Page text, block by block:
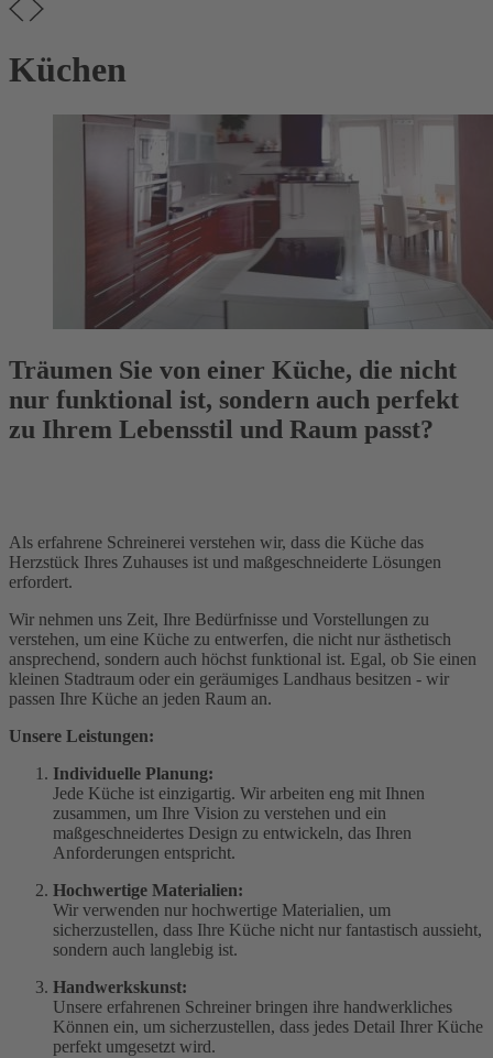
Küchen
Träumen Sie von einer Küche, die nicht
nur funktional ist, sondern auch perfekt
zu Ihrem Lebensstil und Raum passt?
Als erfahrene Schreinerei verstehen wir, dass die Küche das
Herzstück Ihres Zuhauses ist und maßgeschneiderte Lösungen
erfordert.
Wir nehmen uns Zeit, Ihre Bedürfnisse und Vorstellungen zu
verstehen, um eine Küche zu entwerfen, die nicht nur ästhetisch
ansprechend, sondern auch höchst funktional ist. Egal, ob Sie einen
kleinen Stadtraum oder ein geräumiges Landhaus besitzen - wir
passen Ihre Küche an jeden Raum an.
Unsere Leistungen:
Individuelle Planung:
Jede Küche ist einzigartig. Wir arbeiten eng mit Ihnen
zusammen, um Ihre Vision zu verstehen und ein
maßgeschneidertes Design zu entwickeln, das Ihren
Anforderungen entspricht.
Hochwertige Materialien:
Wir verwenden nur hochwertige Materialien, um
sicherzustellen, dass Ihre Küche nicht nur fantastisch aussieht,
sondern auch langlebig ist.
Handwerkskunst:
Unsere erfahrenen Schreiner bringen ihre handwerkliches
Können ein, um sicherzustellen, dass jedes Detail Ihrer Küche
perfekt umgesetzt wird.